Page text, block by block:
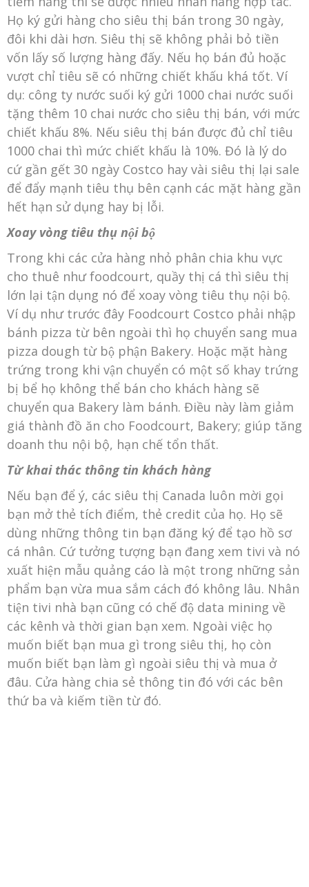
Họ ký gửi hàng cho siêu thị bán trong 30 ngày,
đôi khi dài hơn. Siêu thị sẽ không phải bỏ tiền
vốn lấy số lượng hàng đấy. Nếu họ bán đủ hoặc
vượt chỉ tiêu sẽ có những chiết khấu khá tốt. Ví
dụ: công ty nước suối ký gửi 1000 chai nước suối
tặng thêm 10 chai nước cho siêu thị bán, với mức
chiết khấu 8%. Nếu siêu thị bán được đủ chỉ tiêu
1000 chai thì mức chiết khấu là 10%. Đó là lý do
cứ gần gết 30 ngày Costco hay vài siêu thị lại sale
để đẩy mạnh tiêu thụ bên cạnh các mặt hàng gần
hết hạn sử dụng hay bị lỗi.
Xoay vòng tiêu thụ nội bộ
Trong khi các cửa hàng nhỏ phân chia khu vực
cho thuê như foodcourt, quầy thị cá thì siêu thị
lớn lại tận dụng nó để xoay vòng tiêu thụ nội bộ.
Ví dụ như trước đây Foodcourt Costco phải nhập
bánh pizza từ bên ngoài thì họ chuyển sang mua
pizza dough từ bộ phận Bakery. Hoặc mặt hàng
trứng trong khi vận chuyển có một số khay trứng
bị bể họ không thể bán cho khách hàng sẽ
chuyển qua Bakery làm bánh. Điều này làm giảm
giá thành đồ ăn cho Foodcourt, Bakery; giúp tăng
doanh thu nội bộ, hạn chế tổn thất.
Từ khai thác thông tin khách hàng
Nếu bạn để ý, các siêu thị Canada luôn mời gọi
bạn mở thẻ tích điểm, thẻ credit của họ. Họ sẽ
dùng những thông tin bạn đăng ký để tạo hồ sơ
cá nhân. Cứ tưởng tượng bạn đang xem tivi và nó
xuất hiện mẫu quảng cáo là một trong những sản
phẩm bạn vừa mua sắm cách đó không lâu. Nhân
tiện tivi nhà bạn cũng có chế độ data mining về
các kênh và thời gian bạn xem. Ngoài việc họ
muốn biết bạn mua gì trong siêu thị, họ còn
muốn biết bạn làm gì ngoài siêu thị và mua ở
đâu. Cửa hàng chia sẻ thông tin đó với các bên
thứ ba và kiếm tiền từ đó.